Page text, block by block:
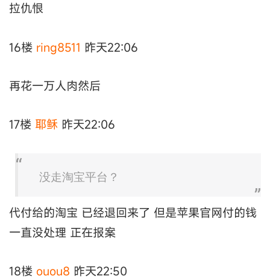
拉仇恨
16楼 ring8511 昨天22:06
再花一万人肉然后
17楼 耶稣 昨天22:06
没走淘宝平台？
代付给的淘宝 已经退回来了 但是苹果官网付的钱
一直没处理 正在报案
18楼 ouou8 昨天22:50